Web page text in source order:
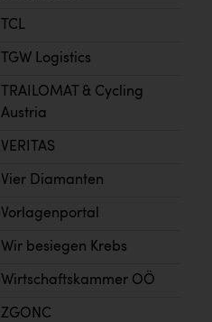
TCL
TGW Logistics
TRAILOMAT & Cycling
Austria
VERITAS
Vier Diamanten
Vorlagenportal
Wir besiegen Krebs
Wirtschaftskammer OÖ
ZGONC